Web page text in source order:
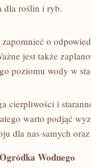
dla roślin i⁤ ryb.
o
jest także
poziomu⁣ wody ⁤w
cierpliwości i
warto podjąć
dla ⁤nas samych
⁣Wodnego